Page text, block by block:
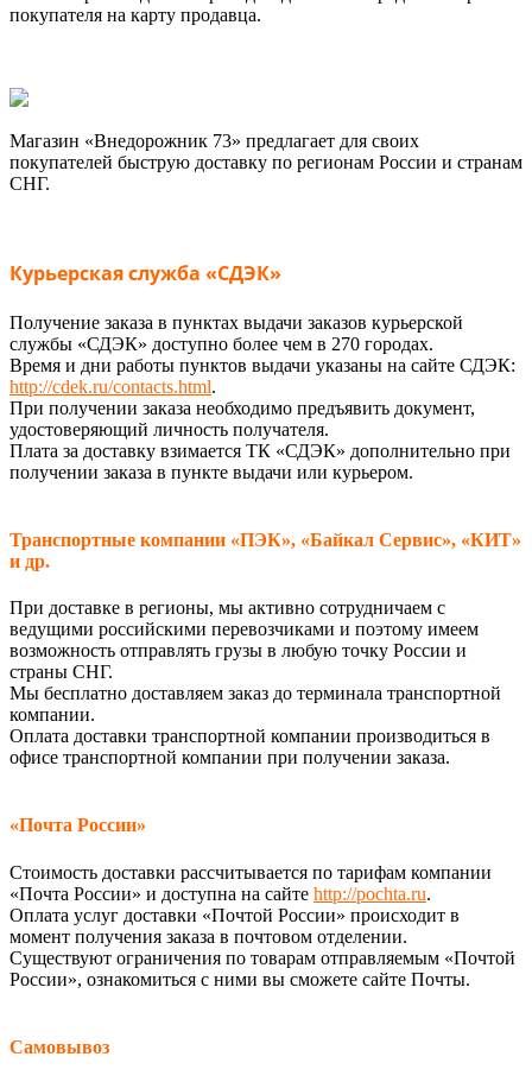
покупателя на карту продавца.
Магазин «Внедорожник 73» предлагает для своих
покупателей быструю доставку по регионам России и странам
СНГ.
Курьерская служба «СДЭК»
Получение заказа в пунктах выдачи заказов курьерской
службы «СДЭК» доступно более чем в 270 городах.
Время и дни работы пунктов выдачи указаны на сайте СДЭК:
http://cdek.ru/contacts.html.
При получении заказа необходимо предъявить документ,
удостоверяющий личность получателя.
Плата за доставку взимается ТК «СДЭК» дополнительно при
получении заказа в пункте выдачи или курьером.
Транспортные компании «ПЭК», «Байкал Сервис», «КИТ»
и др.
При доставке в регионы, мы активно сотрудничаем с
ведущими российскими перевозчиками и поэтому имеем
возможность отправлять грузы в любую точку России и
страны СНГ.
Мы бесплатно доставляем заказ до терминала транспортной
компании.
Оплата доставки транспортной компании производиться в
офисе транспортной компании при получении заказа.
«Почта России»
Стоимость доставки рассчитывается по тарифам компании
«Почта России» и доступна на сайте http://pochta.ru.
Оплата услуг доставки «Почтой России» происходит в
момент получения заказа в почтовом отделении.
Существуют ограничения по товарам отправляемым «Почтой
России», ознакомиться с ними вы сможете сайте Почты.
Самовывоз